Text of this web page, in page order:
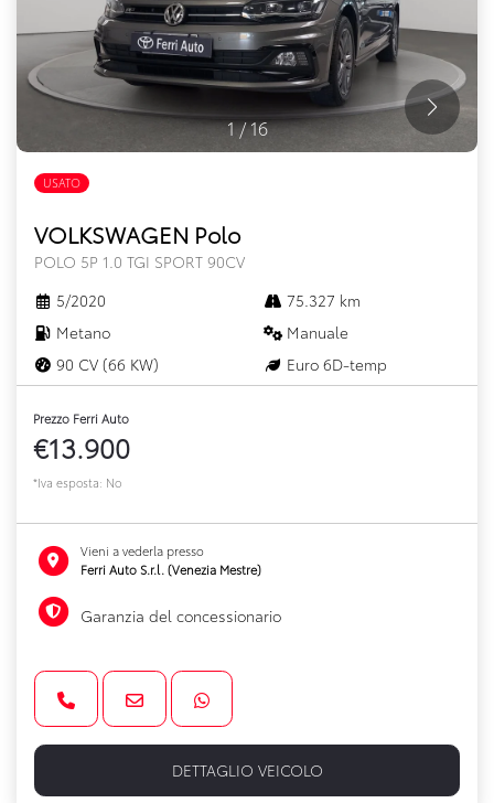
1/16
USATO
VOLKSWAGEN Polo
POLO 5P 1.0 TGI SPORT 90CV
5/2020
75.327 km
Metano
Manuale
90 CV (66 KW)
Euro 6D-temp
Prezzo Ferri Auto
€13.900
*Iva esposta: No
Vieni a vederla presso
Ferri Auto S.r.l. (Venezia Mestre)
Garanzia del concessionario
DETTAGLIO VEICOLO